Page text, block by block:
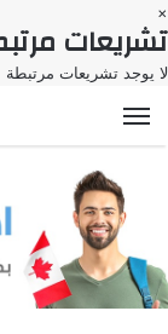
×
تشريعات
لا يوجد تشريعات مرتبطة
القائمة